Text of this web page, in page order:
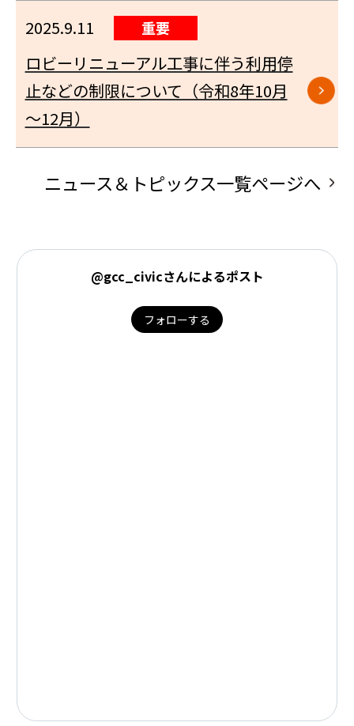
2025.9.11 重要
ロビーリニューアル工事に伴う利用停
止などの制限について（令和8年10月
～12月）
ニュース＆トピックス一覧ページへ
@gcc_civicさんによるポスト
フォローする